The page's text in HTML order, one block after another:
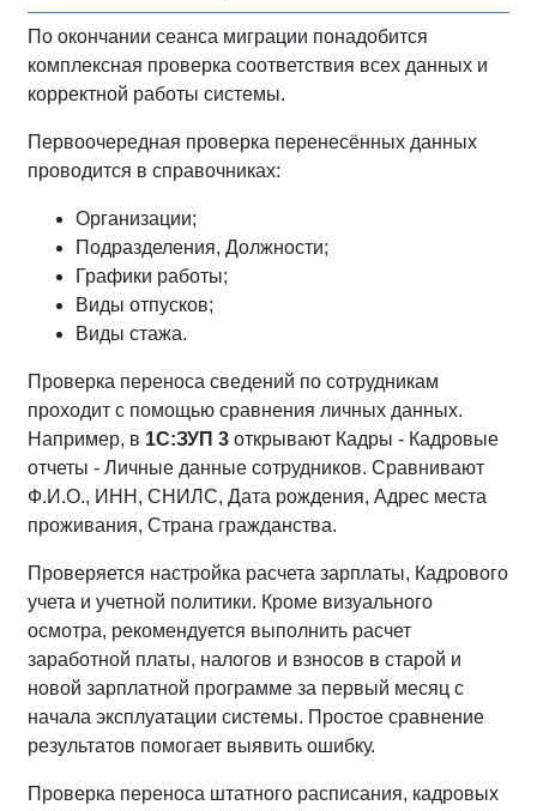
По окончании сеанса миграции понадобится
комплексная проверка соответствия всех данных и
корректной работы системы.
Первоочередная проверка перенесённых данных
проводится в справочниках:
Организации;
Подразделения, Должности;
Графики работы;
Виды отпусков;
Виды стажа.
Проверка переноса сведений по сотрудникам
проходит с помощью сравнения личных данных.
Например, в 1С:ЗУП 3 открывают Кадры - Кадровые
отчеты - Личные данные сотрудников. Сравнивают
Ф.И.О., ИНН, СНИЛС, Дата рождения, Адрес места
проживания, Страна гражданства.
Проверяется настройка расчета зарплаты, Кадрового
учета и учетной политики. Кроме визуального
осмотра, рекомендуется выполнить расчет
заработной платы, налогов и взносов в старой и
новой зарплатной программе за первый месяц с
начала эксплуатации системы. Простое сравнение
результатов помогает выявить ошибку.
Проверка переноса штатного расписания, кадровых